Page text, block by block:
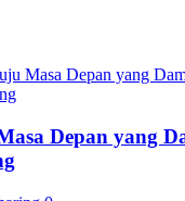
Depan yang